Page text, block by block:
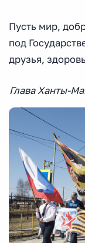
Пусть мир,
под
друзья,
Глава Ханты-